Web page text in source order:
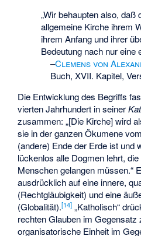
„Wir behaupten also, daß
allgemeine Kirche ihrem
ihrem Anfang und ihrer
Bedeutung nach nur eine
–Clemens von
Buch, XVII. Kapitel,
Die Entwicklung des Begriffs
vierten Jahrhundert in seiner
zusammen: „[Die Kirche] wird
sie in der ganzen Ökumene
(andere) Ende der Erde ist und
lückenlos alle Dogmen lehrt,
Menschen gelangen müssen.“
ausdrücklich auf eine innere,
(Rechtgläubigkeit) und eine
(Globalität).[14] „Katholisch“
rechten Glauben im Gegensatz
organisatorische Einheit im